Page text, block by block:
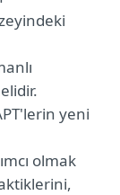
yeni
olmak